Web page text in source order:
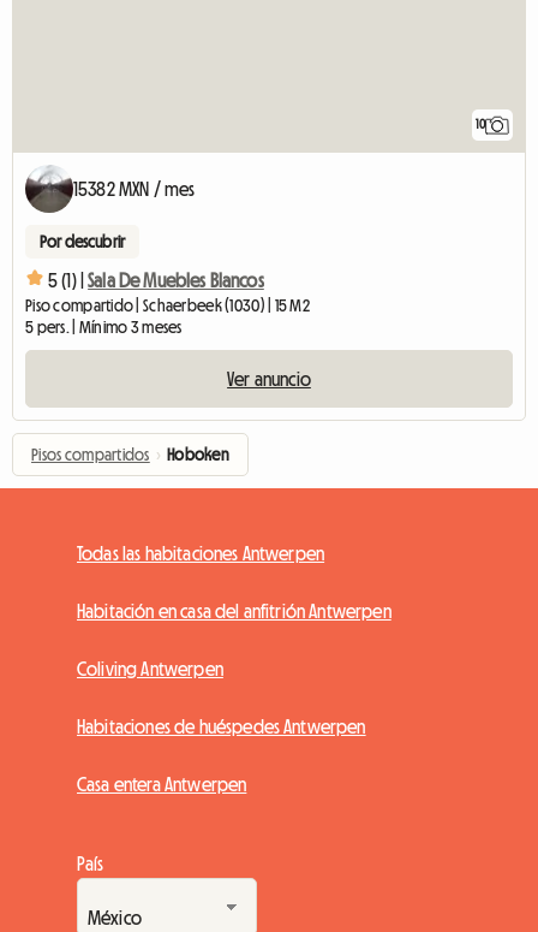
10
15382 MXN / mes
Por descubrir
5 (1) | Sala De Muebles Blancos
Piso compartido | Schaerbeek (1030) | 15 M2
5 pers. | Mínimo 3 meses
Ver anuncio
Pisos compartidos › Hoboken
Todas las habitaciones Antwerpen
Habitación en casa del anfitrión Antwerpen
Coliving Antwerpen
Habitaciones de huéspedes Antwerpen
Casa entera Antwerpen
País